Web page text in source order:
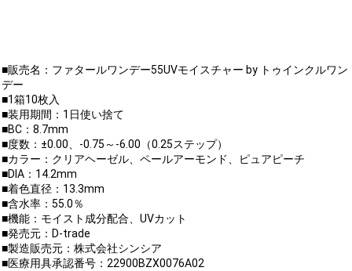
■販売名：ファタールワンデー55UVモイスチャー by トゥインクルワン
デー
■1箱10枚入
■装用期間：1日使い捨て
■BC：8.7mm
■度数：±0.00、-0.75～-6.00（0.25ステップ）
■カラー：クリアヘーゼル、ペールアーモンド、ピュアピーチ
■DIA：14.2mm
■着色直径：13.3mm
■含水率：55.0％
■機能：モイスト成分配合、UVカット
■発売元：D-trade
■製造販売元：株式会社シンシア
■医療用具承認番号：22900BZX0076A02